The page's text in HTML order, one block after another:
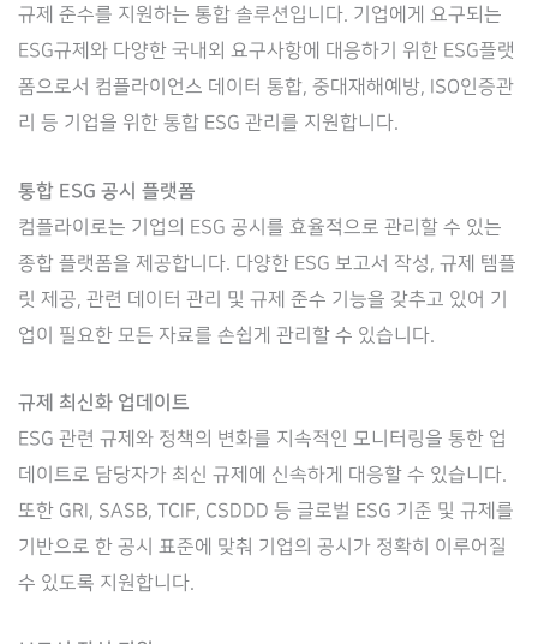
규제 준수를 지원하는 통합 솔루션입니다. 기업에게 요구되는
ESG규제와 다양한 국내외 요구사항에 대응하기 위한 ESG플랫
폼으로서 컴플라이언스 데이터 통합, 중대재해예방, ISO인증관
리 등 기업을 위한 통합 ESG 관리를 지원합니다.
통합 ESG 공시 플랫폼
컴플라이로는 기업의 ESG 공시를 효율적으로 관리할 수 있는
종합 플랫폼을 제공합니다. 다양한 ESG 보고서 작성, 규제 템플
릿 제공, 관련 데이터 관리 및 규제 준수 기능을 갖추고 있어 기
업이 필요한 모든 자료를 손쉽게 관리할 수 있습니다.
규제 최신화 업데이트
ESG 관련 규제와 정책의 변화를 지속적인 모니터링을 통한 업
데이트로 담당자가 최신 규제에 신속하게 대응할 수 있습니다.
또한 GRI, SASB, TCIF, CSDDD 등 글로벌 ESG 기준 및 규제를
기반으로 한 공시 표준에 맞춰 기업의 공시가 정확히 이루어질
수 있도록 지원합니다.